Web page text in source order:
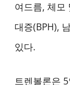
여드름, 체모
대증(BPH),
있다.
트렌볼론은